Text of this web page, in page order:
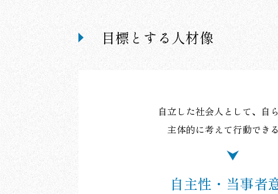
目標とする人材像
自立した社会人として、 自
主体的に考えて行動でき
自主性・当事者